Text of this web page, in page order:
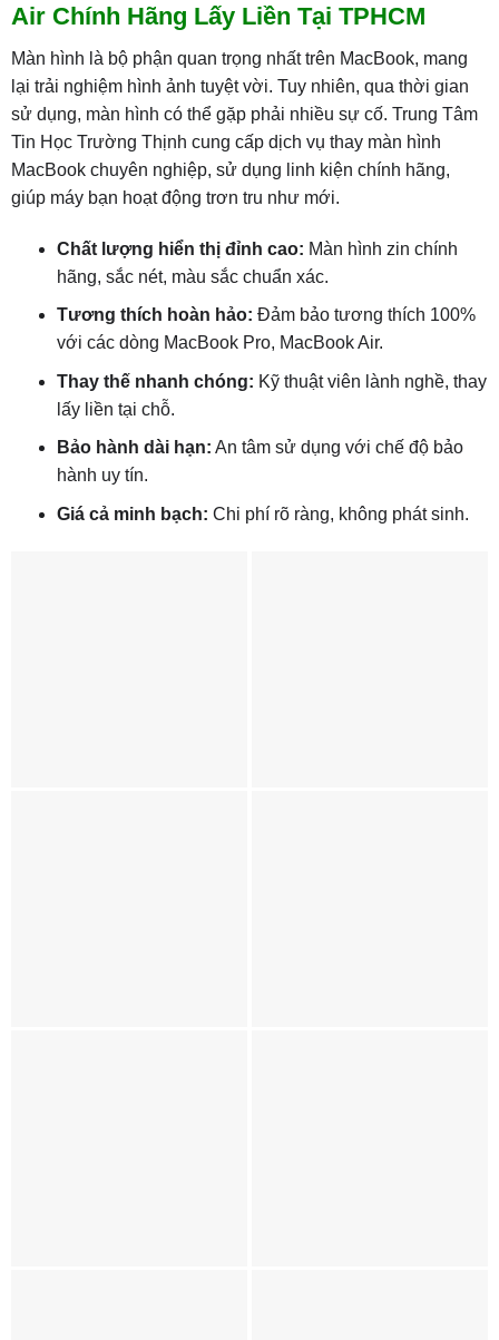
Air Chính Hãng Lấy Liền Tại TPHCM
Màn hình là bộ phận quan trọng nhất trên MacBook, mang
lại trải nghiệm hình ảnh tuyệt vời. Tuy nhiên, qua thời gian
sử dụng, màn hình có thể gặp phải nhiều sự cố. Trung Tâm
Tin Học Trường Thịnh cung cấp dịch vụ thay màn hình
MacBook chuyên nghiệp, sử dụng linh kiện chính hãng,
giúp máy bạn hoạt động trơn tru như mới.
Chất lượng hiển thị đỉnh cao: Màn hình zin chính
hãng, sắc nét, màu sắc chuẩn xác.
Tương thích hoàn hảo: Đảm bảo tương thích 100%
với các dòng MacBook Pro, MacBook Air.
Thay thế nhanh chóng: Kỹ thuật viên lành nghề, thay
lấy liền tại chỗ.
Bảo hành dài hạn: An tâm sử dụng với chế độ bảo
hành uy tín.
Giá cả minh bạch: Chi phí rõ ràng, không phát sinh.